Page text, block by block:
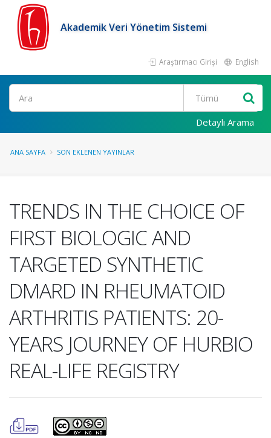
Akademik Veri Yönetim Sistemi
Araştırmacı Girişi English
Ara
Detaylı Arama
ANA SAYFA SON EKLENEN YAYINLAR
TRENDS IN THE CHOICE OF
FIRST BIOLOGIC AND
TARGETED SYNTHETIC
DMARD IN RHEUMATOID
ARTHRITIS PATIENTS: 20-
YEARS JOURNEY OF HURBIO
REAL-LIFE REGISTRY